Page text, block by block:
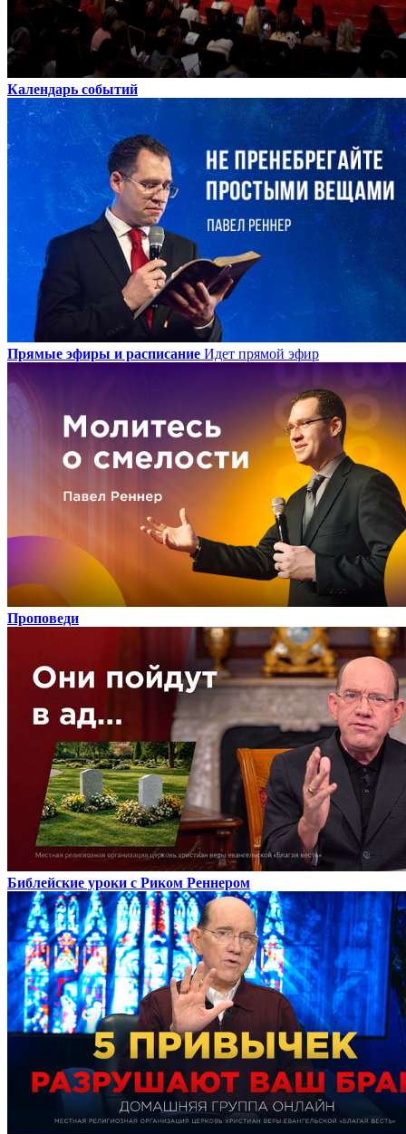
Календарь событий
Прямые эфиры и расписание Идет прямой эфир
Проповеди
Библейские уроки с Риком Реннером